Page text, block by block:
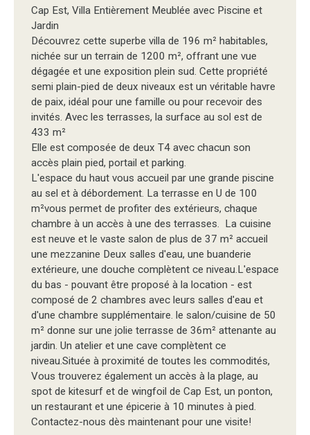
Cap Est, Villa Entièrement Meublée avec Piscine et
Jardin
Découvrez cette superbe villa de 196 m² habitables,
nichée sur un terrain de 1200 m², offrant une vue
dégagée et une exposition plein sud. Cette propriété
semi plain-pied de deux niveaux est un véritable havre
de paix, idéal pour une famille ou pour recevoir des
invités. Avec les terrasses, la surface au sol est de
433 m²
Elle est composée de deux T4 avec chacun son
accès plain pied, portail et parking.
L'espace du haut vous accueil par une grande piscine
au sel et à débordement. La terrasse en U de 100
m²vous permet de profiter des extérieurs, chaque
chambre à un accès à une des terrasses. La cuisine
est neuve et le vaste salon de plus de 37 m² accueil
une mezzanine Deux salles d'eau, une buanderie
extérieure, une douche complètent ce niveau.L'espace
du bas - pouvant être proposé à la location - est
composé de 2 chambres avec leurs salles d'eau et
d'une chambre supplémentaire. le salon/cuisine de 50
m² donne sur une jolie terrasse de 36m² attenante au
jardin. Un atelier et une cave complètent ce
niveau.Située à proximité de toutes les commodités,
Vous trouverez également un accès à la plage, au
spot de kitesurf et de wingfoil de Cap Est, un ponton,
un restaurant et une épicerie à 10 minutes à pied.
Contactez-nous dès maintenant pour une visite!